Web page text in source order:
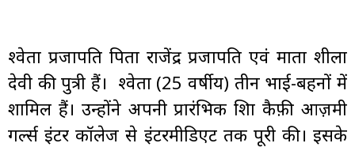
श्वेता प्रजापति पिता राजेंद्र प्रजापति एवं माता शीला
देवी की पुत्री हैं। श्वेता (25 वर्षीय) तीन भाई-बहनों में
शामिल हैं। उन्होंने अपनी प्रारंभिक शिक्षाकैफ़ी आज़मी
गर्ल्स इंटर कॉलेज से इंटरमीडिएट तक पूरी की। इसके